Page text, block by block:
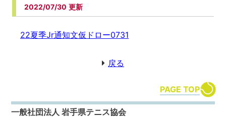
2022/07/30
22夏季Jr通知文仮ドロー0731
戻る
PAGE TOP
一般社団法人 岩手県テニス協会